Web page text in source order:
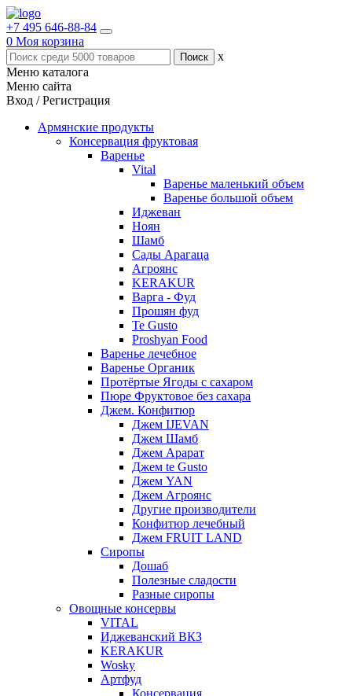
+7 495 646-88-84
0 Моя корзина
x
Меню каталога
Меню сайта
Вход / Регистрация
Армянские продукты
Консервация фруктовая
Варенье
Vital
Варенье маленький объем
Варенье большой объем
Иджеван
Ноян
Шамб
Сады Арагаца
Агроянс
KERAKUR
Варга - Фуд
Прошян фуд
Te Gusto
Proshyan Food
Варенье лечебное
Варенье Органик
Протёртые Ягоды с сахаром
Пюре Фруктовое без сахара
Джем. Конфитюр
Джем IJEVAN
Джем Шамб
Джем Арарат
Джем te Gusto
Джем YAN
Джем Агроянс
Другие производители
Конфитюр лечебный
Джем FRUIT LAND
Сиропы
Дошаб
Полезные сладости
Разные сиропы
Овощные консервы
VITAL
Иджеванский ВКЗ
KERAKUR
Wosky
Артфуд
Консервация